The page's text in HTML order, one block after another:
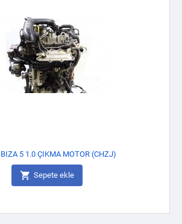
5 1.0 ÇIKMA MOTOR (CHZJ)
 Sepete ekle